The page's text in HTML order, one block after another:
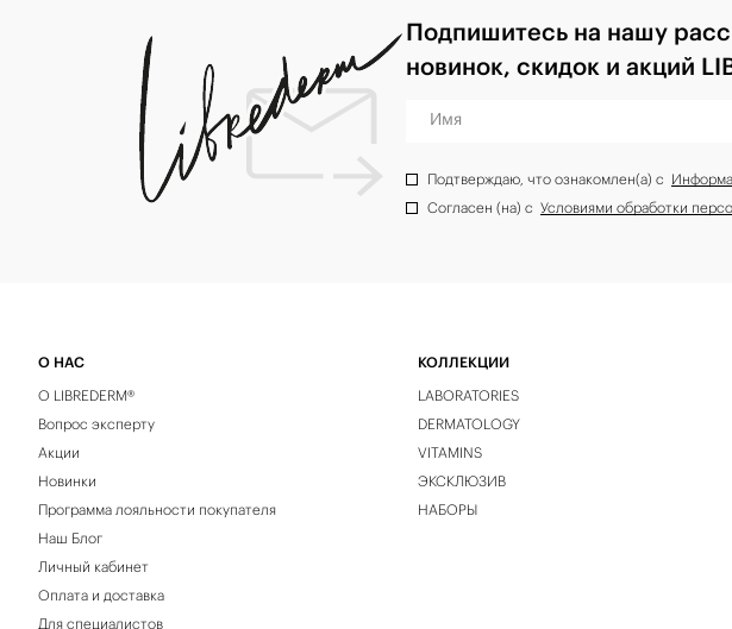
Подпишитесь на нашу
новинок, скидок и акций
Имя
Подтверждаю, что ознакомлен(а) с
Согласен (на) с Условиями обработки
О НАС
О LIBREDERM®
Вопрос эксперту
Акции
Новинки
Программа лояльности покупателя
Наш Блог
Личный кабинет
Оплата и доставка
Для специалистов
КОЛЛЕКЦИИ
LABORATORIES
DERMATOLOGY
VITAMINS
ЭКСКЛЮЗИВ
НАБОРЫ